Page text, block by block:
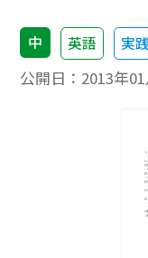
中 英語 実
公開日： 2013年